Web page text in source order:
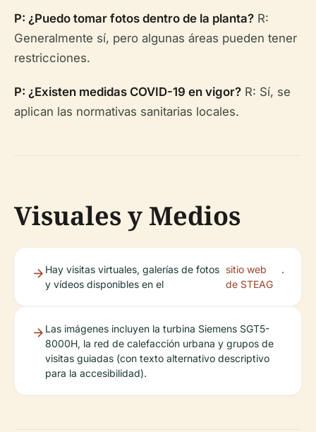
P: ¿Puedo tomar fotos dentro de la planta? R:
Generalmente sí, pero algunas áreas pueden tener
restricciones.
P: ¿Existen medidas COVID-19 en vigor? R: Sí, se
aplican las normativas sanitarias locales.
Visuales y Medios
Hay visitas virtuales, galerías de fotos
y vídeos disponibles en el
sitio web
de STEAG
.
Las imágenes incluyen la turbina Siemens SGT5-
8000H, la red de calefacción urbana y grupos de
visitas guiadas (con texto alternativo descriptivo
para la accesibilidad).